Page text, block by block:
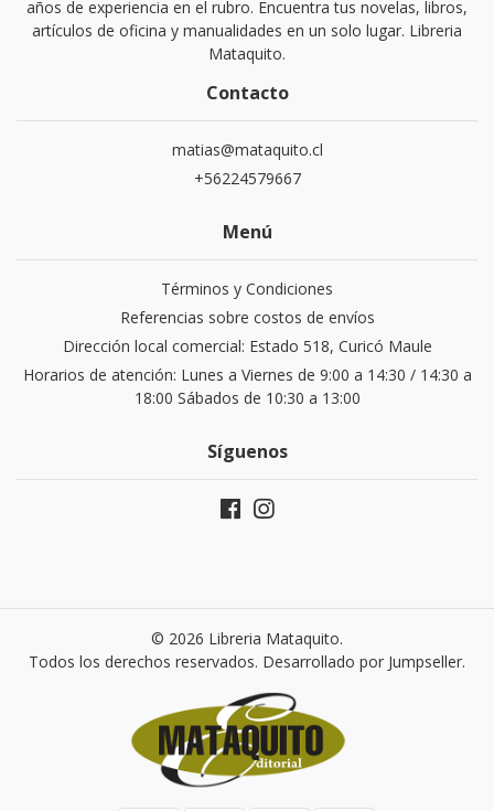
años de experiencia en el rubro. Encuentra tus novelas, libros,
artículos de oficina y manualidades en un solo lugar. Libreria
Mataquito.
Contacto
matias@mataquito.cl
+56224579667
Menú
Términos y Condiciones
Referencias sobre costos de envíos
Dirección local comercial: Estado 518, Curicó Maule
Horarios de atención: Lunes a Viernes de 9:00 a 14:30 / 14:30 a
18:00 Sábados de 10:30 a 13:00
Síguenos
© 2026 Libreria Mataquito.
Todos los derechos reservados. Desarrollado por Jumpseller.